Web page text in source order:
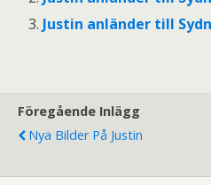
Justin anländer till
Föregående Inlägg
Nya Bilder På Justin